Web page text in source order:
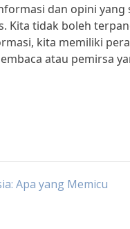
dan opini
Kita tidak boleh
kita memiliki
atau pemirsa
Apa yang Memicu